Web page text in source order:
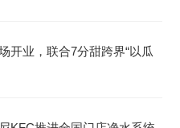
开业，联合7分甜跨界“以瓜